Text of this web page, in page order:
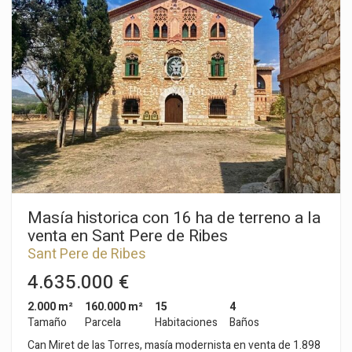
planta encontramos distribuidor con gran armario empotrado,
dos habitaciones dobles ,baño completo bañera y plato ducha.
Dispone de garaje para 2 coches con entrada de la calle,
puerta automática, almacén, dos trasteros uno en la zona de
la piscina y otro en la zona del garaje. Todas las habitaciones
constan de armarios empotrados, suelo de gres rústico en
todo el chalet , carpintería de aluminio, persianas eléctricas y
luces regulables en toda la vivienda. La urbanización Mas d'en
Serra, zona residencial muy bien comunicada, a pocos
minutos de los centros comerciales,Centros deportivos,
colegios Internacionales como Bel-Air ,Olive Tree o Richmond,
muy próxima a la playa , 5 minutos de Sitges y 30 minutos del
Aeropuerto.
Masía historica con 16 ha de terreno a la
venta en Sant Pere de Ribes
Sant Pere de Ribes
4.635.000 €
2.000 m²
Tamaño
160.000 m²
Parcela
15
Habitaciones
4
Baños
Can Miret de las Torres, masía modernista en venta de 1.898